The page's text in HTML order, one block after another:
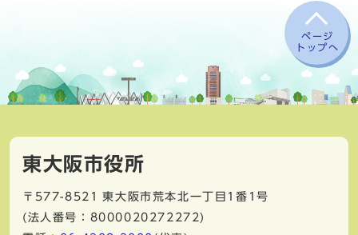
ページ
トップへ
東大阪市役所
〒577-8521
東大阪市荒本北一丁目1番1号
(法人番号：8000020272272)